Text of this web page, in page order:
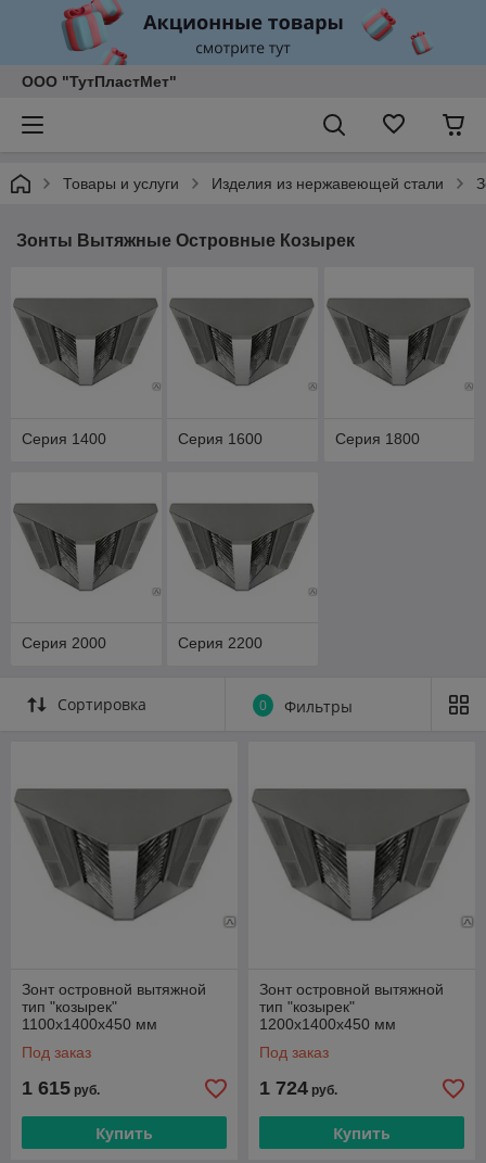
ООО "ТутПластМет"
Товары и услуги Изделия из нержавеющей стали
Зонты Вытяжные Островные Козырек
Серия 1400 Серия 1600 Серия 1800
Серия 2000 Серия 2200
Сортировка 0 Фильтры
Зонт островной вытяжной
тип "козырек"
1100х1400х450 мм
Под заказ
1 615 руб.
Купить
Зонт островной вытяжной
тип "козырек"
1200х1400х450 мм
Под заказ
1 724 руб.
Купить